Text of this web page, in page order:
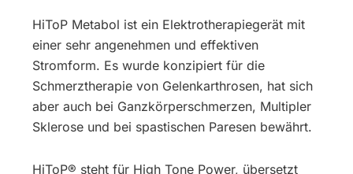
HiToP Metabol ist ein Elektrotherapiegerät mit
einer sehr angenehmen und effektiven
Stromform. Es wurde konzipiert für die
Schmerztherapie von Gelenkarthrosen, hat sich
aber auch bei Ganzkörperschmerzen, Multipler
Sklerose und bei spastischen Paresen bewährt.
HiToP® steht für High Tone Power, übersetzt